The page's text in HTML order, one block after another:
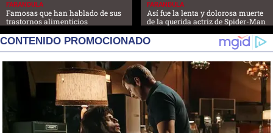
FARANDULA
Famosas que han hablado de sus
trastornos alimenticios
FARANDULA
Así fue la lenta y dolorosa muerte
de la querida actriz de Spider-Man
CONTENIDO PROMOCIONADO